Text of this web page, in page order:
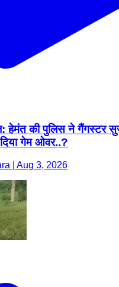
हेमंत की पुलिस ने गैंगस्टर
गेम ओवर..?
| Aug 3, 2026